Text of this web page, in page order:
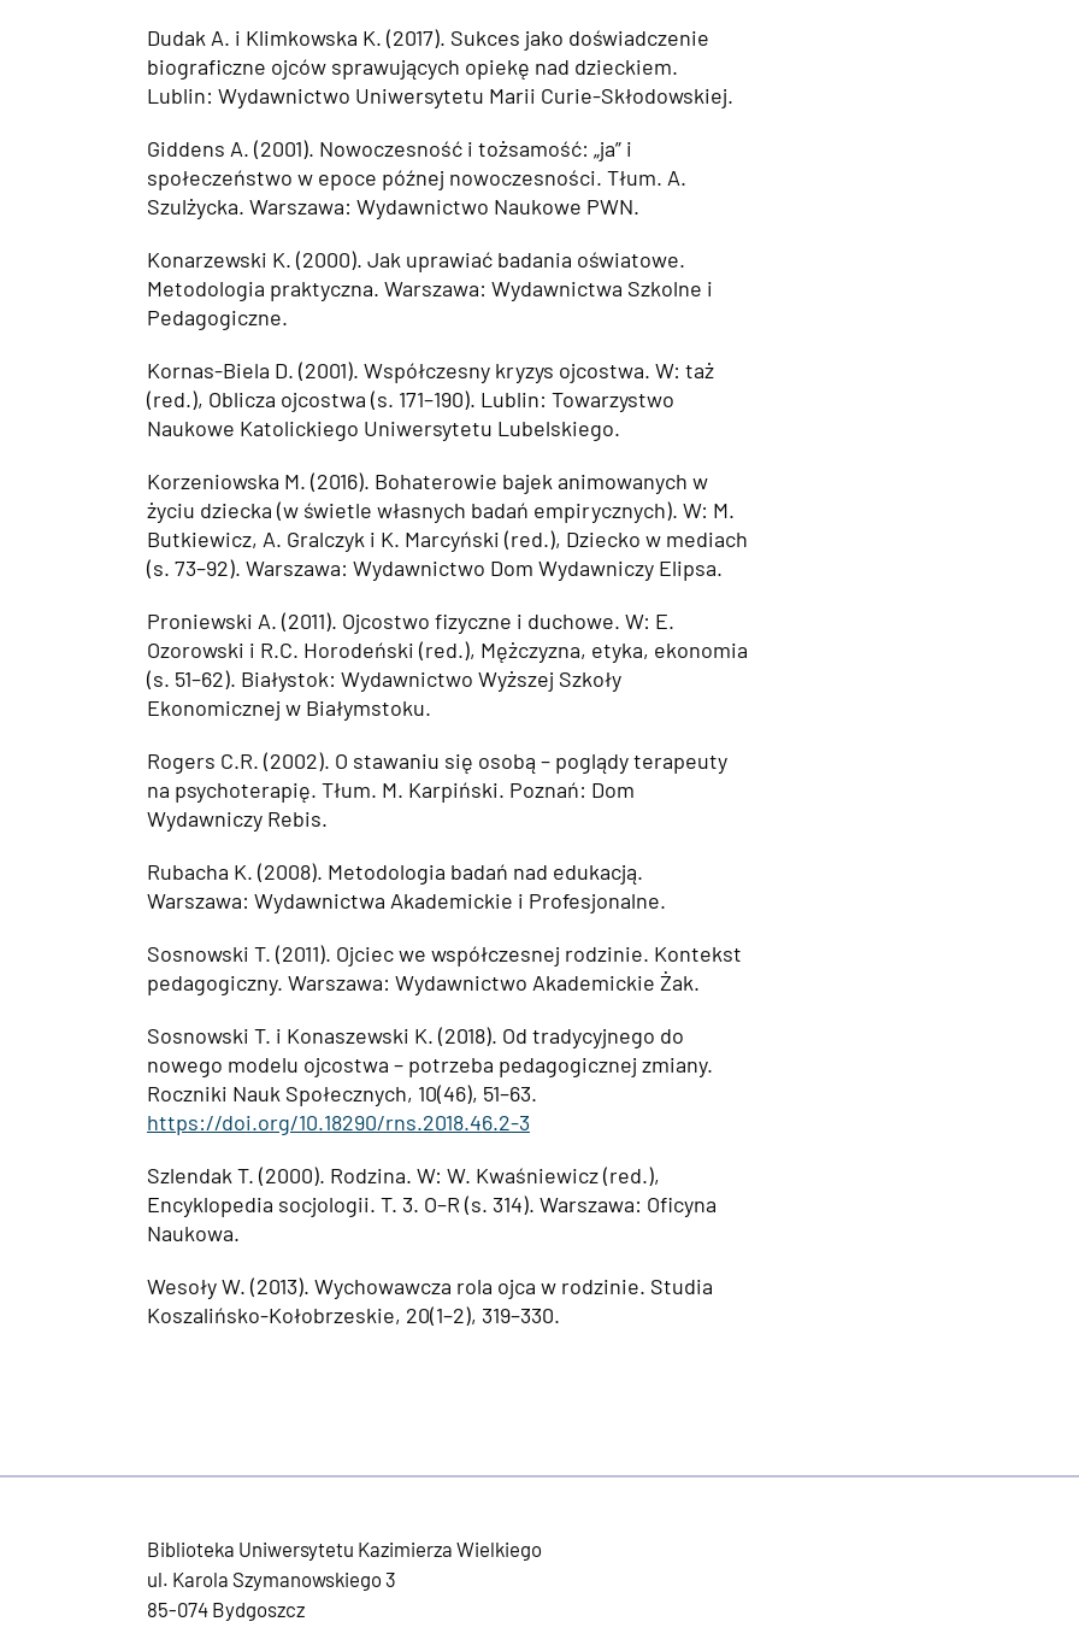
Dudak A. i Klimkowska K. (2017). Sukces jako doświadczenie
biograficzne ojców sprawujących opiekę nad dzieckiem.
Lublin: Wydawnictwo Uniwersytetu Marii Curie-Skłodowskiej.
Giddens A. (2001). Nowoczesność i tożsamość: „ja” i
społeczeństwo w epoce późnej nowoczesności. Tłum. A.
Szulżycka. Warszawa: Wydawnictwo Naukowe PWN.
Konarzewski K. (2000). Jak uprawiać badania oświatowe.
Metodologia praktyczna. Warszawa: Wydawnictwa Szkolne i
Pedagogiczne.
Kornas-Biela D. (2001). Współczesny kryzys ojcostwa. W: taż
(red.), Oblicza ojcostwa (s. 171–190). Lublin: Towarzystwo
Naukowe Katolickiego Uniwersytetu Lubelskiego.
Korzeniowska M. (2016). Bohaterowie bajek animowanych w
życiu dziecka (w świetle własnych badań empirycznych). W: M.
Butkiewicz, A. Gralczyk i K. Marcyński (red.), Dziecko w mediach
(s. 73–92). Warszawa: Wydawnictwo Dom Wydawniczy Elipsa.
Proniewski A. (2011). Ojcostwo fizyczne i duchowe. W: E.
Ozorowski i R.C. Horodeński (red.), Mężczyzna, etyka, ekonomia
(s. 51–62). Białystok: Wydawnictwo Wyższej Szkoły
Ekonomicznej w Białymstoku.
Rogers C.R. (2002). O stawaniu się osobą – poglądy terapeuty
na psychoterapię. Tłum. M. Karpiński. Poznań: Dom
Wydawniczy Rebis.
Rubacha K. (2008). Metodologia badań nad edukacją.
Warszawa: Wydawnictwa Akademickie i Profesjonalne.
Sosnowski T. (2011). Ojciec we współczesnej rodzinie. Kontekst
pedagogiczny. Warszawa: Wydawnictwo Akademickie Żak.
Sosnowski T. i Konaszewski K. (2018). Od tradycyjnego do
nowego modelu ojcostwa – potrzeba pedagogicznej zmiany.
Roczniki Nauk Społecznych, 10(46), 51–63.
https://doi.org/10.18290/rns.2018.46.2-3
Szlendak T. (2000). Rodzina. W: W. Kwaśniewicz (red.),
Encyklopedia socjologii. T. 3. O–R (s. 314). Warszawa: Oficyna
Naukowa.
Wesoły W. (2013). Wychowawcza rola ojca w rodzinie. Studia
Koszalińsko-Kołobrzeskie, 20(1–2), 319–330.
Biblioteka Uniwersytetu Kazimierza Wielkiego
ul. Karola Szymanowskiego 3
85-074 Bydgoszcz